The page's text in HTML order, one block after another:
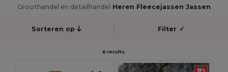
Groothandel en detailhandel Heren Fleecejassen Jassen
Sorteren op Filter ✓
6 results.